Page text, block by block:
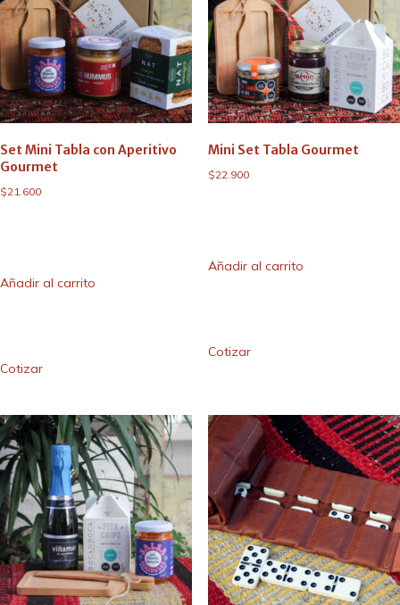
Set Mini Tabla con Aperitivo
Gourmet
$21.600
Añadir al carrito
Cotizar
Mini Set Tabla Gourmet
$22.900
Añadir al carrito
Cotizar